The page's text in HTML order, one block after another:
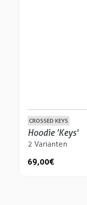
CROSSED KEYS
Hoodie 'Keys'
2 Varianten
69,00 €